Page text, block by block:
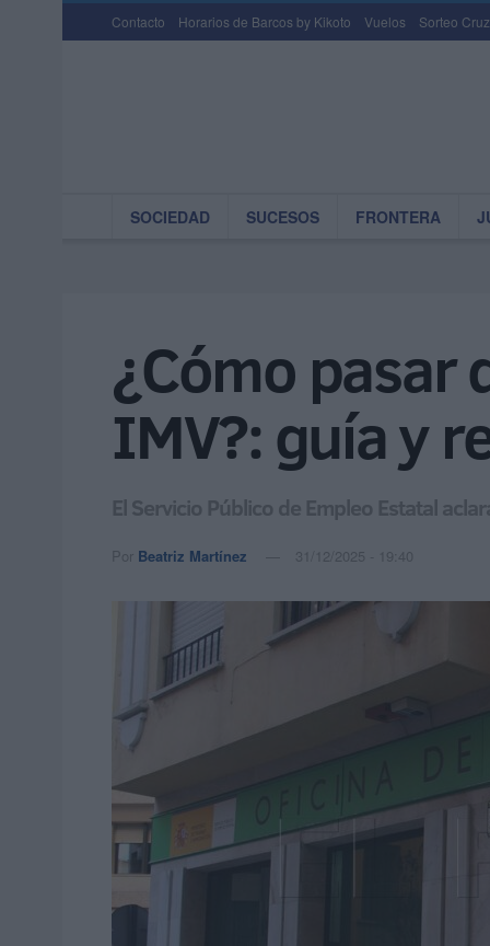
Contacto Horarios de Barcos by Kikoto Vuelos Sorteo
SOCIEDAD SUCESOS FRONTERA
¿Cómo pasar
IMV?: guía y
El Servicio Público de Empleo Estatal
Por Beatriz Martínez 31/12/2025 - 19:40